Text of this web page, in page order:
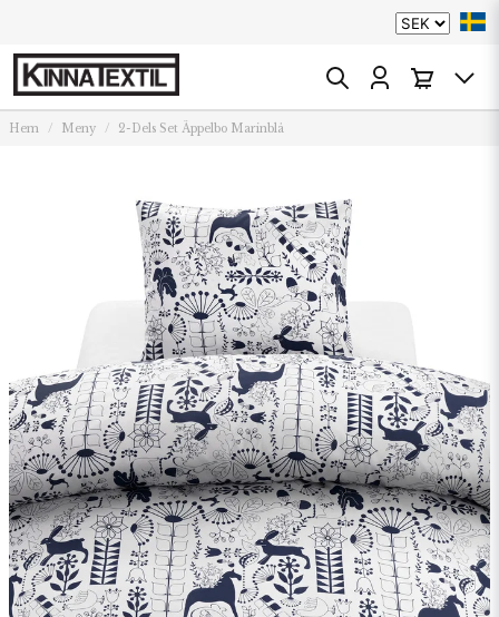
Hem Meny 2-Dels Set Äppelbo Marinblå